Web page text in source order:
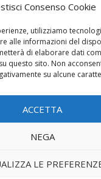
Consenso Cookie
utilizziamo
alle informazioni del
di elaborare dati
questo sito. Non
su alcune
ACCETTA
NEGA
LE
Contatti Privacy